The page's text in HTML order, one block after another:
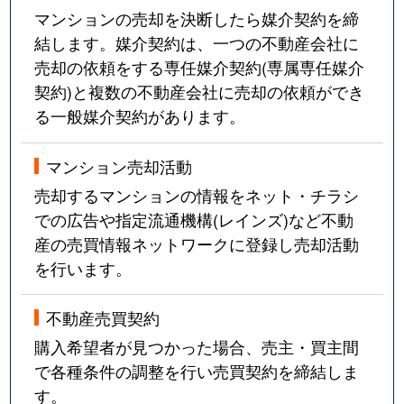
マンションの売却を決断したら媒介契約を締
結します。媒介契約は、一つの不動産会社に
売却の依頼をする専任媒介契約(専属専任媒介
契約)と複数の不動産会社に売却の依頼ができ
る一般媒介契約があります。
マンション売却活動
売却するマンションの情報をネット・チラシ
での広告や指定流通機構(レインズ)など不動
産の売買情報ネットワークに登録し売却活動
を行います。
不動産売買契約
購入希望者が見つかった場合、売主・買主間
で各種条件の調整を行い売買契約を締結しま
す。